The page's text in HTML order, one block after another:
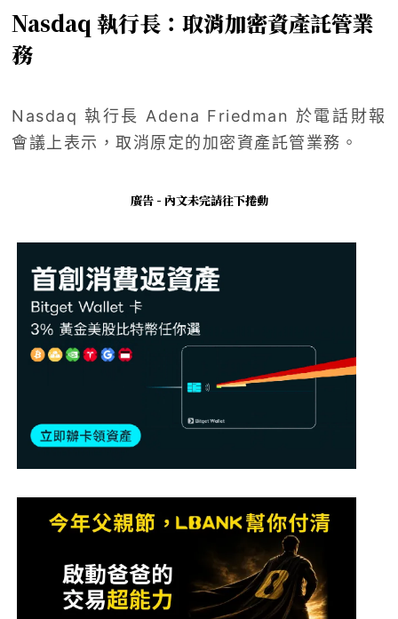
Nasdaq 執行長：取消加密資產託管業
務
Nasdaq 執行長 Adena Friedman 於電話財報
會議上表示，取消原定的加密資產託管業務。
廣告 - 內文未完請往下捲動